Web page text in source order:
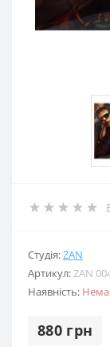
Студія:ZAN
Артикул:ZAN
Наявність:
880 грн